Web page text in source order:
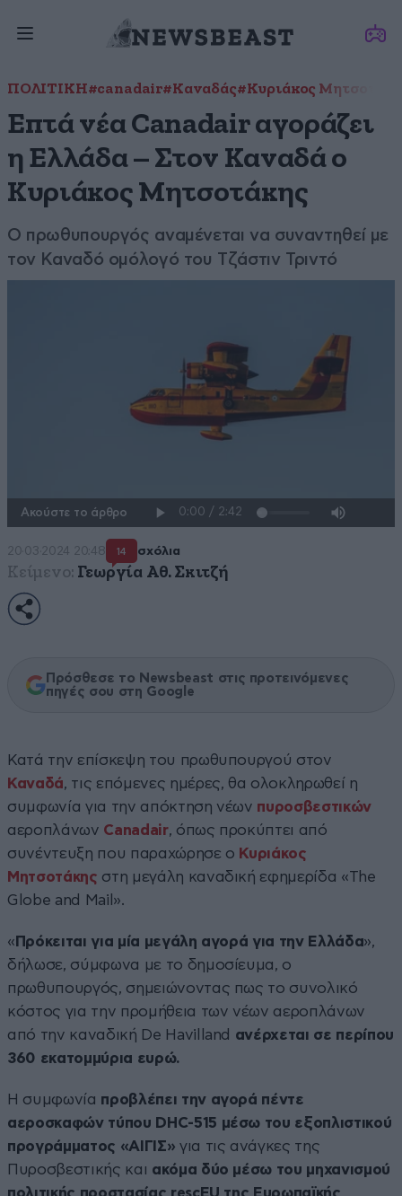
ΠΟΛΙΤΙΚΗ#canadair#Καναδάς#Κυριάκος
Επτά νέα Canadair αγοράζει
η Ελλάδα – Στον Καναδά ο
Κυριάκος Μητσοτάκης
Ο πρωθυπουργός αναμένεται να συναντηθεί με
τον Καναδό ομόλογό του Τζάστιν Τριντό
Ακούστε το άρθρο
20·03·2024 20:48 14 σχόλια
Κείμενο: Γεωργία Αθ. Σκιτζή
Πρόσθεσε το Newsbeast στις προτεινόμενες
πηγές σου στη Google
Κατά την επίσκεψη του πρωθυπουργού στον
Καναδά, τις επόμενες ημέρες, θα ολοκληρωθεί η
συμφωνία για την απόκτηση νέων πυροσβεστικών
αεροπλάνων Canadair, όπως προκύπτει από
συνέντευξη που παραχώρησε ο Κυριάκος
Μητσοτάκης στη μεγάλη καναδική εφημερίδα «The
Globe and Mail».
« Πρόκειται για μία μεγάλη αγορά για την Ελλάδα»,
δήλωσε, σύμφωνα με το δημοσίευμα, ο
πρωθυπουργός, σημειώνοντας πως το συνολικό
κόστος για την προμήθεια των νέων αεροπλάνων
από την καναδική De Havilland ανέρχεται σε περίπου
360 εκατομμύρια ευρώ.
Η συμφωνία προβλέπει την αγορά πέντε
αεροσκαφών τύπου DHC-515 μέσω του εξοπλιστικού
προγράμματος «ΑΙΓΙΣ» για τις ανάγκες της
Πυροσβεστικής και ακόμα δύο μέσω του μηχανισμού
πολιτικής προστασίας rescEU της Ευρωπαϊκής